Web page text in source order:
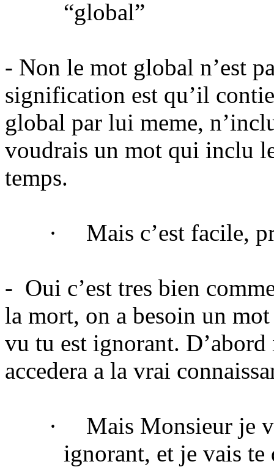
“global”
- Non le mot global n’est
signification est qu’il
global par lui meme,
voudrais un mot qui inclu
temps.
· Mais c’est facile,
- Oui c’est tres bien
la mort, on a besoin un
vu tu est ignorant.
accedera a la vrai
·
Mais Monsieur je
ignorant, et je vais